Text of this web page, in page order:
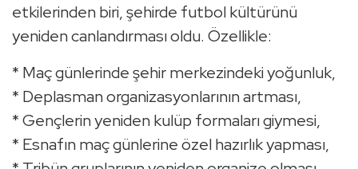
etkilerinden biri, şehirde futbol kültürünü
yeniden canlandırması oldu. Özellikle:
* Maç günlerinde şehir merkezindeki yoğunluk,
* Deplasman organizasyonlarının artması,
* Gençlerin yeniden kulüp formaları giymesi,
* Esnafın maç günlerine özel hazırlık yapması,